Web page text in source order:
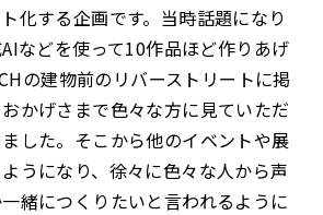
化する企画です。当時話題になり
などを使って10作品ほど作りあげ
の建物前のリバーストリートに掲
かげさまで色々な方に見ていただ
した。そこから他のイベントや展
うになり、徐々に色々な人から声
緒につくりたいと言われるように